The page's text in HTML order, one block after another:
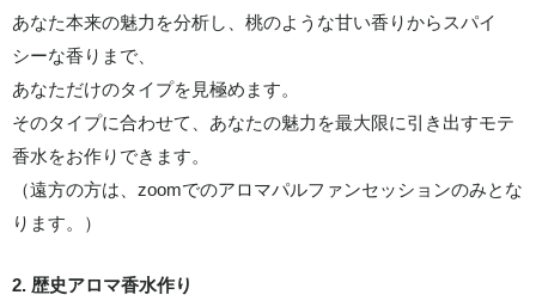
あなた本来の魅力を分析し、桃のような甘い香りからスパイ
シーな香りまで、
あなただけのタイプを見極めます。
そのタイプに合わせて、あなたの魅力を最大限に引き出すモテ
香水をお作りできます。
（遠方の方は、zoomでのアロマパルファンセッションのみとな
ります。）
2. 歴史アロマ香水作り